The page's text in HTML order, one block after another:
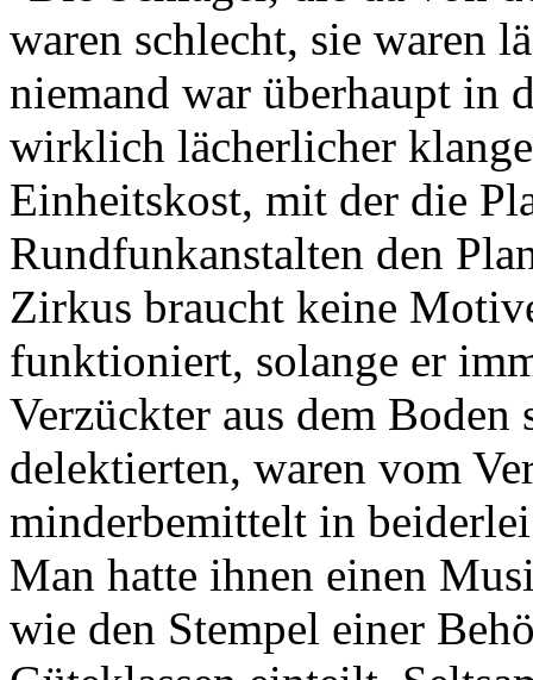
waren schlecht, sie waren
niemand war überhaupt in
wirklich lächerlicher
Einheitskost, mit der die
Rundfunkanstalten den
Zirkus braucht keine
funktioniert, solange er
Verzückter aus dem
delektierten, waren vom
minderbemittelt in
Man hatte ihnen einen
wie den Stempel einer